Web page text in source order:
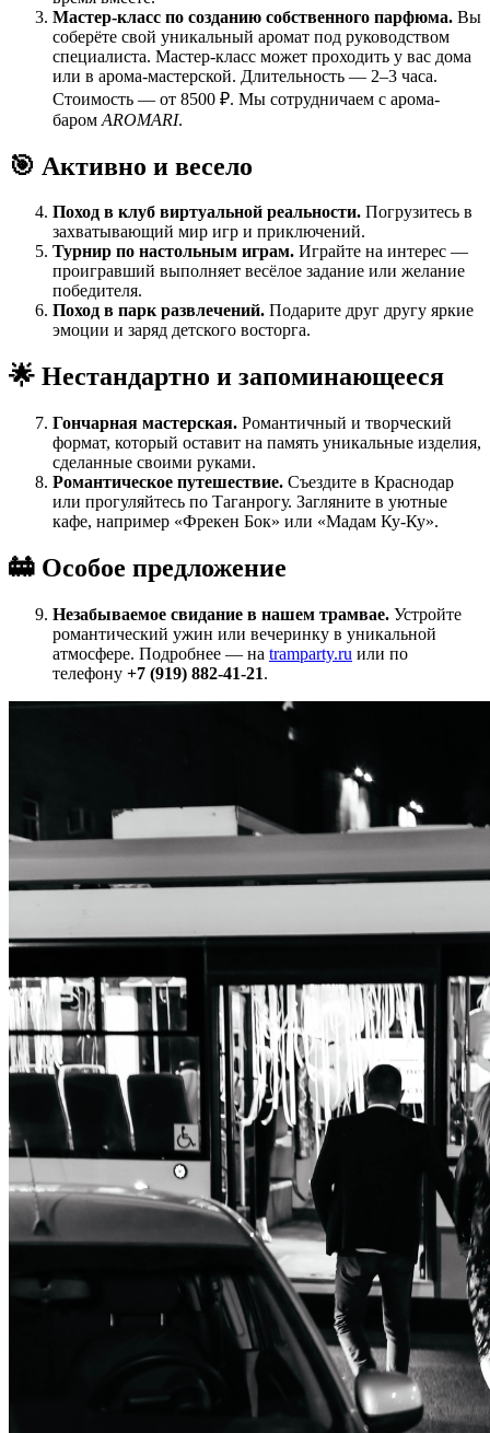
Мастер-класс по созданию собственного парфюма. Вы
соберёте свой уникальный аромат под руководством
специалиста. Мастер-класс может проходить у вас дома
или в арома-мастерской. Длительность — 2–3 часа.
Стоимость — от 8500 ₽. Мы сотрудничаем с арома-
баром AROMARI.
🎯 Активно и весело
Поход в клуб виртуальной реальности. Погрузитесь в
захватывающий мир игр и приключений.
Турнир по настольным играм. Играйте на интерес —
проигравший выполняет весёлое задание или желание
победителя.
Поход в парк развлечений. Подарите друг другу яркие
эмоции и заряд детского восторга.
🌟 Нестандартно и запоминающееся
Гончарная мастерская. Романтичный и творческий
формат, который оставит на память уникальные изделия,
сделанные своими руками.
Романтическое путешествие. Съездите в Краснодар
или прогуляйтесь по Таганрогу. Загляните в уютные
кафе, например «Фрекен Бок» или «Мадам Ку-Ку».
🚋 Особое предложение
Незабываемое свидание в нашем трамвае. Устройте
романтический ужин или вечеринку в уникальной
атмосфере. Подробнее — на tramparty.ru или по
телефону +7 (919) 882-41-21.